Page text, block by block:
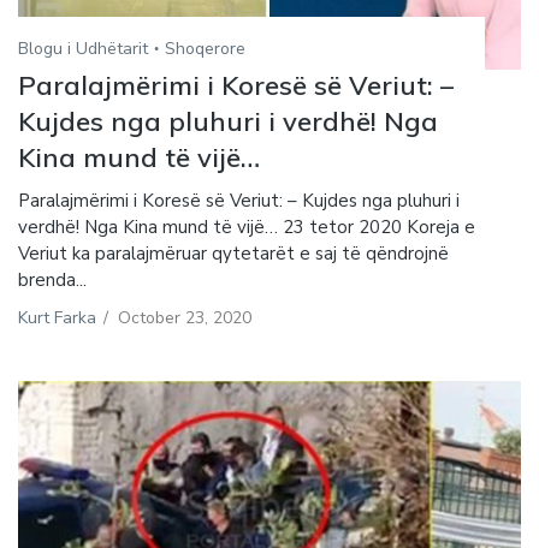
Blogu i Udhëtarit Shoqerore
Paralajmërimi i Koresë së Veriut: –
Kujdes nga pluhuri i verdhë! Nga
Kina mund të vijë…
Paralajmërimi i Koresë së Veriut: – Kujdes nga pluhuri i
verdhë! Nga Kina mund të vijë… 23 tetor 2020 Koreja e
Veriut ka paralajmëruar qytetarët e saj të qëndrojnë
brenda...
Kurt Farka / October 23, 2020